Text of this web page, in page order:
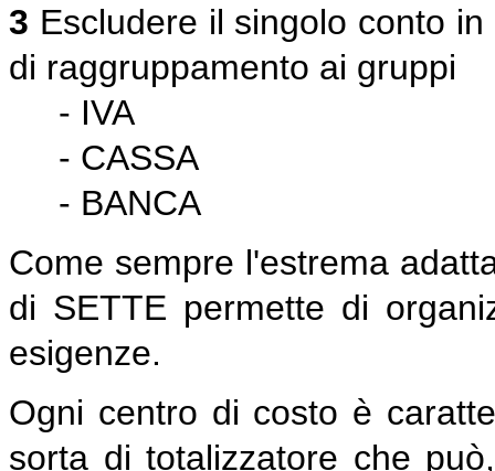
3 Escludere il singolo conto
di raggruppamento ai gruppi
- IVA
- CASSA
- BANCA
Come sempre l'estrema
di SETTE permette di
esigenze.
Ogni centro di costo è
sorta di totalizzatore che